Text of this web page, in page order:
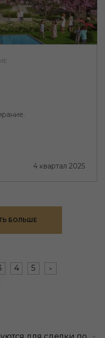
4 квартал 2025
БОЛЬШЕ
4 5 >